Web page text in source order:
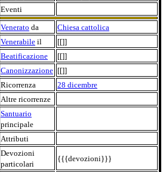
Eventi
Venerato da
Chiesa cattolica
Venerabile il
[[]]
Beatificazione
[[]]
Canonizzazione [[]]
Ricorrenza
28 dicembre
Altre ricorrenze
Santuario
principale
Attributi
Devozioni
particolari
{{{devozioni}}}